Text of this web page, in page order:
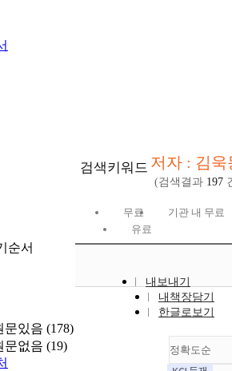
순서
문있음 (178)
문없음 (19)
검색키워드 저자 : 김욱
(검색결과 197
무료
기관 내 무료
유료
내보내기
내책장담기
한글로보기
정확도순